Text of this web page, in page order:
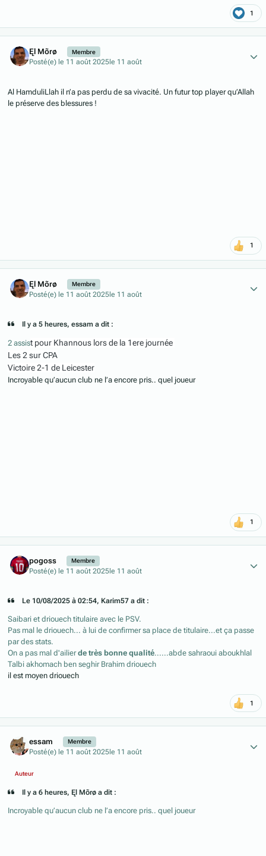
1
Ęl Mõrø Membre
Posté(e) le 11 août 2025 le 11 août
Al HamduliLlah il n’a pas perdu de sa vivacité. Un futur top player qu’Allah
le préserve des blessures !
1
Ęl Mõrø Membre
Posté(e) le 11 août 2025 le 11 août
Il y a 5 heures, essam a dit :
2 assist pour Khannous lors de la 1ere journée
Les 2 sur CPA
Victoire 2-1 de Leicester
Incroyable qu’aucun club ne l’a encore pris.. quel joueur
1
pogoss Membre
Posté(e) le 11 août 2025 le 11 août
Le 10/08/2025 à 02:54, Karim57 a dit :
Saibari et driouech titulaire avec le PSV.
Pas mal le driouech... à lui de confirmer sa place de titulaire...et ça passe
par des stats.
On a pas mal d'ailierde très bonne qualité......abde sahraoui aboukhlal
Talbi akhomach ben seghir Brahim driouech
il est moyen driouech
1
essam Membre
Posté(e) le 11 août 2025 le 11 août
Auteur
Il y a 6 heures, Ęl Mõrø a dit :
Incroyable qu’aucun club ne l’a encore pris.. quel joueur